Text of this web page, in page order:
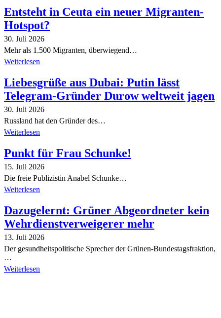
Entsteht in Ceuta ein neuer Migranten-
Hotspot?
30. Juli 2026
Mehr als 1.500 Migranten, überwiegend…
Weiterlesen
Liebesgrüße aus Dubai: Putin lässt
Telegram-Gründer Durow weltweit jagen
30. Juli 2026
Russland hat den Gründer des…
Weiterlesen
Punkt für Frau Schunke!
15. Juli 2026
Die freie Publizistin Anabel Schunke…
Weiterlesen
Dazugelernt: Grüner Abgeordneter kein
Wehrdienstverweigerer mehr
13. Juli 2026
Der gesundheitspolitische Sprecher der Grünen-Bundestagsfraktion,
…
Weiterlesen